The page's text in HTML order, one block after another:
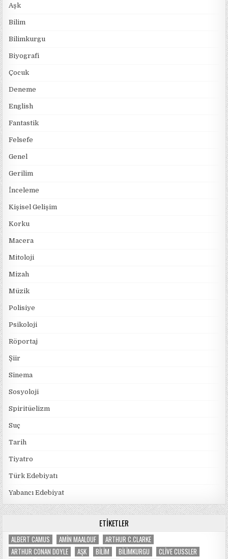
Aşk
Bilim
Bilimkurgu
Biyografi
Çocuk
Deneme
English
Fantastik
Felsefe
Genel
Gerilim
İnceleme
Kişisel Gelişim
Korku
Macera
Mitoloji
Mizah
Müzik
Polisiye
Psikoloji
Röportaj
Şiir
Sinema
Sosyoloji
Spiritüelizm
Suç
Tarih
Tiyatro
Türk Edebiyatı
Yabancı Edebiyat
ETIKETLER
ALBERT CAMUS AMIN MAALOUF
ARTHUR C.CLARKE
ARTHUR CONAN DOYLE
AŞK BILIM BILIMKURGU
CLIVE CUSSLER